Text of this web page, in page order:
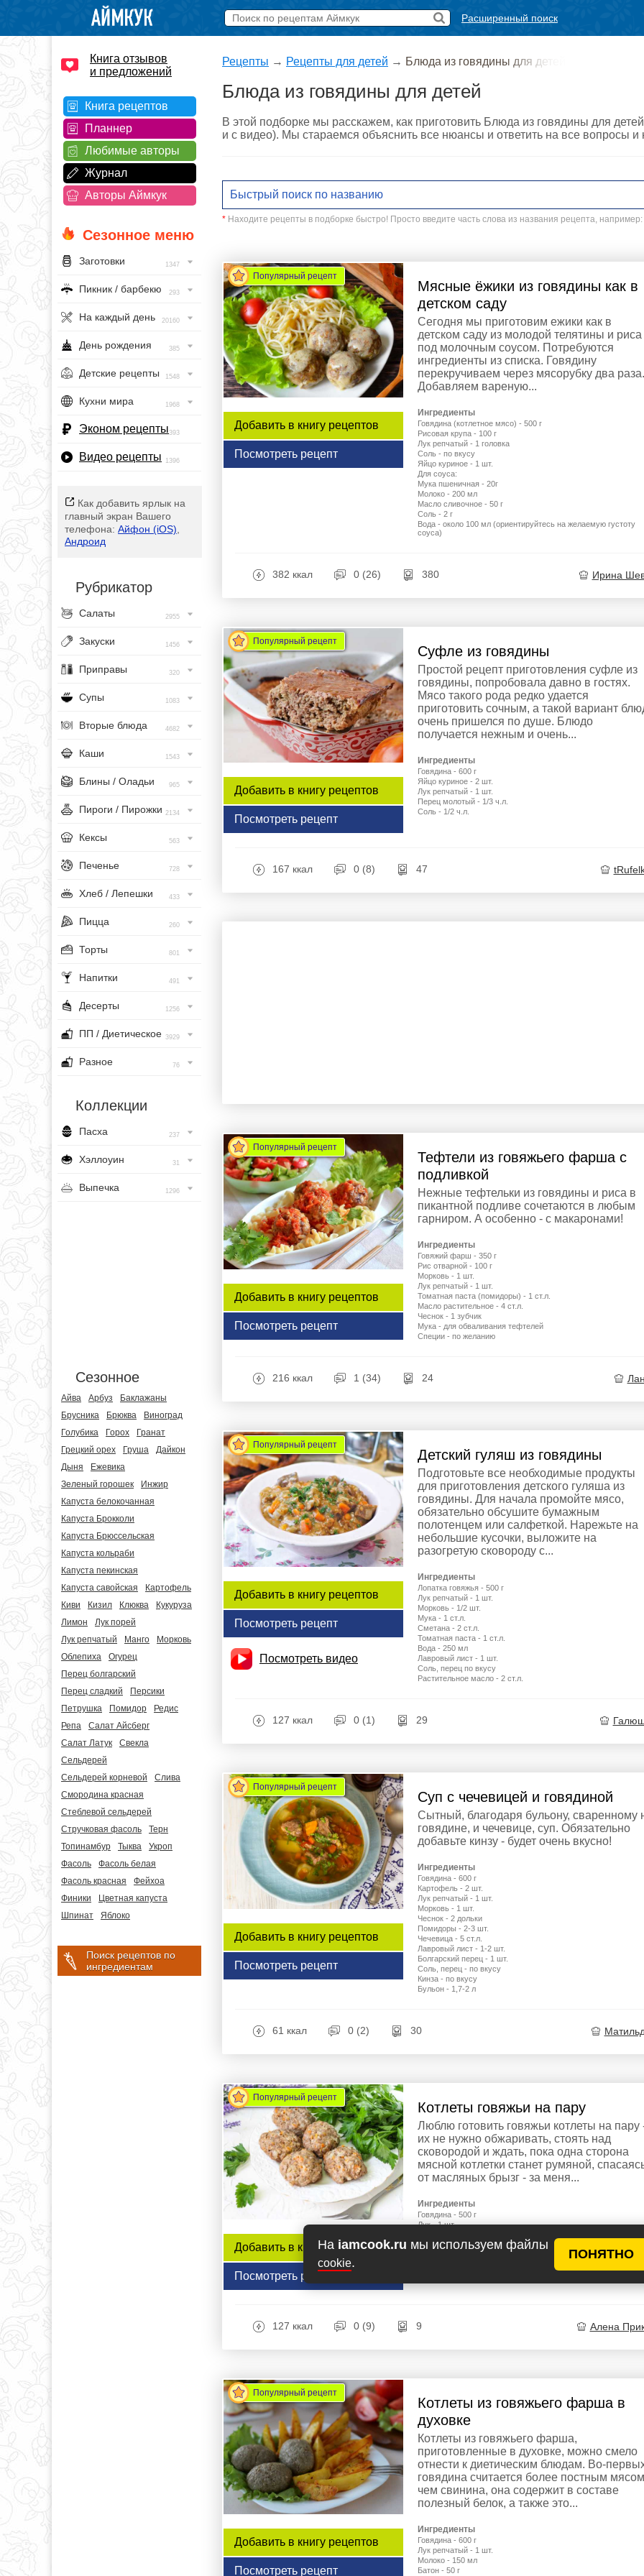
На iamcook.ru мы используем файлы
cookie.
ПОНЯТНО
Расширенный поиск
Книга отзывов
и предложений
Книга рецептов
Планнер
Любимые авторы
Журнал
Авторы Аймкук
Сезонное меню
Заготовки 1347
Пикник / барбекю 293
На каждый день 20160
День рождения 385
Детские рецепты 1548
Кухни мира 1968
Эконом рецепты393
Видео рецепты 1396
Как добавить ярлык на
главный экран Вашего
телефона: Айфон (iOS)
Андроид
Рубрикатор
Салаты 2955
Закуски 1456
Приправы 320
Супы 1083
Вторые блюда 4682
Каши 1543
Блины / Оладьи 965
Пироги / Пирожки 2134
Кексы 563
Печенье 728
Хлеб / Лепешки 433
Пицца 260
Торты 801
Напитки 491
Десерты 1256
ПП / Диетическое 3929
Разное 76
Коллекции
Пасха 237
Хэллоуин 31
Выпечка 1296
Сезонное
Айва Арбуз
Баклажаны
Брусника
Брюква
Виноград
Голубика
Горох
Гранат
Грецкий орех
Груша
Дайкон
Дыня
Ежевика
Зеленый горошек
Инжир
Капуста белокочанная
Капуста Брокколи
Капуста Брюссельская
Капуста кольраби
Капуста пекинская
Капуста савойская
Картофель
Киви
Кизил Клюква
Кукуруза
Лимон
Лук порей
Лук репчатый
Манго
Морковь
Облепиха
Огурец
Перец болгарский
Перец сладкий
Персики
Петрушка
Помидор
Редис
Репа
Салат Айсберг
Салат Латук
Свекла
Сельдерей
Сельдерей корневой
Слива
Смородина красная
Стеблевой сельдерей
Стручковая фасоль
Терн
Топинамбур
Тыква
Укроп
Фасоль
Фасоль белая
Фасоль красная
Фейхоа
Финики
Цветная капуста
Шпинат
Яблоко
Поиск рецептов по
ингредиентам
Рецепты → Рецепты для детей → Блюда из говядины для детей
Блюда из говядины для детей
В этой подборке мы расскажем, как приготовить Блюда из говядины для
и с видео). Мы стараемся объяснить все нюансы и ответить на все вопросы и
* Находите рецепты в подборке быстро! Просто введите часть слова из названия рецепта, например:
Популярный рецепт
Добавить в книгу рецептов
Посмотреть рецепт
Мясные ёжики из говядины как в
детском саду
Сегодня мы приготовим ежики как в
детском саду из молодой телятины и риса
под молочным соусом. Потребуются
ингредиенты из списка. Говядину
перекручиваем через мясорубку два раза.
Добавляем вареную...
Ингредиенты
Говядина (котлетное мясо) - 500 г
Рисовая крупа - 100 г
Лук репчатый - 1 головка
Соль - по вкусу
Яйцо куриное - 1 шт.
Для соуса:
Мука пшеничная - 20г
Молоко - 200 мл
Масло сливочное - 50 г
Соль - 2 г
Вода - около 100 мл (ориентируйтесь на желаемую густоту
соуса)
382 ккал 0 (26) 380 Ирина
Популярный рецепт
Добавить в книгу рецептов
Посмотреть рецепт
Суфле из говядины
Простой рецепт приготовления суфле из
говядины, попробовала давно в гостях.
Мясо такого рода редко удается
приготовить сочным, а такой вариант
очень пришелся по душе. Блюдо
получается нежным и очень...
Ингредиенты
Говядина - 600 г
Яйцо куриное - 2 шт.
Лук репчатый - 1 шт.
Перец молотый - 1/3 ч.л.
Соль - 1/2 ч.л.
167 ккал 0 (8) 47
Популярный рецепт
Добавить в книгу рецептов
Посмотреть рецепт
Тефтели из говяжьего фарша с
подливкой
Нежные тефтельки из говядины и риса в
пикантной подливе сочетаются в любым
гарниром. А особенно - с макаронами!
Ингредиенты
Говяжий фарш - 350 г
Рис отварной - 100 г
Морковь - 1 шт.
Лук репчатый - 1 шт.
Томатная паста (помидоры) - 1 ст.л.
Масло растительное - 4 ст.л.
Чеснок - 1 зубчик
Мука - для обваливания тефтелей
Специи - по желанию
216 ккал 1 (34) 24
Популярный рецепт
Добавить в книгу рецептов
Посмотреть рецепт
Посмотреть видео
Детский гуляш из говядины
Подготовьте все необходимые продукты
для приготовления детского гуляша из
говядины. Для начала промойте мясо,
обязательно обсушите бумажным
полотенцем или салфеткой. Нарежьте на
небольшие кусочки, выложите на
разогретую сковороду с...
Ингредиенты
Лопатка говяжья - 500 г
Лук репчатый - 1 шт.
Морковь - 1/2 шт.
Мука - 1 ст.л.
Сметана - 2 ст.л.
Томатная паста - 1 ст.л.
Вода - 250 мл
Лавровый лист - 1 шт.
Соль, перец по вкусу
Растительное масло - 2 ст.л.
127 ккал 0 (1) 29
Популярный рецепт
Добавить в книгу рецептов
Посмотреть рецепт
Суп с чечевицей и говядиной
Сытный, благодаря бульону, сваренному
говядине, и чечевице, суп. Обязательно
добавьте кинзу - будет очень вкусно!
Ингредиенты
Говядина - 600 г
Картофель - 2 шт.
Лук репчатый - 1 шт.
Морковь - 1 шт.
Чеснок - 2 дольки
Помидоры - 2-3 шт.
Чечевица - 5 ст.л.
Лавровый лист - 1-2 шт.
Болгарский перец - 1 шт.
Соль, перец - по вкусу
Кинза - по вкусу
Бульон - 1,7-2 л
61 ккал 0 (2) 30
Популярный рецепт
Добавить в книгу рецептов
Посмотреть рецепт
Котлеты говяжьи на пару
Люблю готовить говяжьи котлеты на пару
их не нужно обжаривать, стоять над
сковородой и ждать, пока одна сторона
мясной котлетки станет румяной,
от масляных брызг - за меня...
Ингредиенты
Говядина - 500 г
Лук - 1 шт.
Сало свиное - 100 г
127 ккал 0 (9) 9 Алена
Популярный рецепт
Добавить в книгу рецептов
Посмотреть рецепт
Котлеты из говяжьего фарша в
духовке
Котлеты из говяжьего фарша,
приготовленные в духовке, можно смело
отнести к диетическим блюдам. Во-
говядина считается более постным
чем свинина, она содержит в составе
полезный белок, а также это...
Ингредиенты
Говядина - 600 г
Лук репчатый - 1 шт.
Молоко - 150 мл
Батон - 50 г